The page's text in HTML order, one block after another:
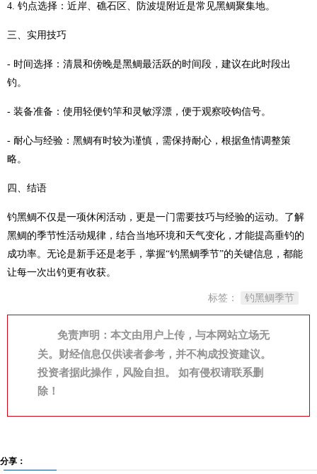
4. 钓点选择：近岸、礁石区、防波堤附近是常见黑鲷聚集地。
三、实用技巧
- 时间选择：清晨和傍晚是黑鲷最活跃的时间段，建议在此时段出
钓。
- 装备准备：使用轻便钓竿和灵敏浮漂，便于观察咬钩信号。
- 耐心与经验：黑鲷有时较为谨慎，需保持耐心，根据鱼情调整策
略。
四、结语
钓黑鲷不仅是一项休闲活动，更是一门需要技巧与经验的运动。了解
黑鲷的季节性活动规律，结合当地环境和天气变化，才能提高垂钓的
成功率。无论是新手还是老手，掌握“钓黑鲷季节”的关键信息，都能
让每一次出钓更有收获。
标签： 钓黑鲷季节
免责声明：本文由用户上传，与本网站立场无
关。财经信息仅供读者参考，并不构成投资建议。
投资者据此操作，风险自担。 如有侵权请联系删
除！
分享：